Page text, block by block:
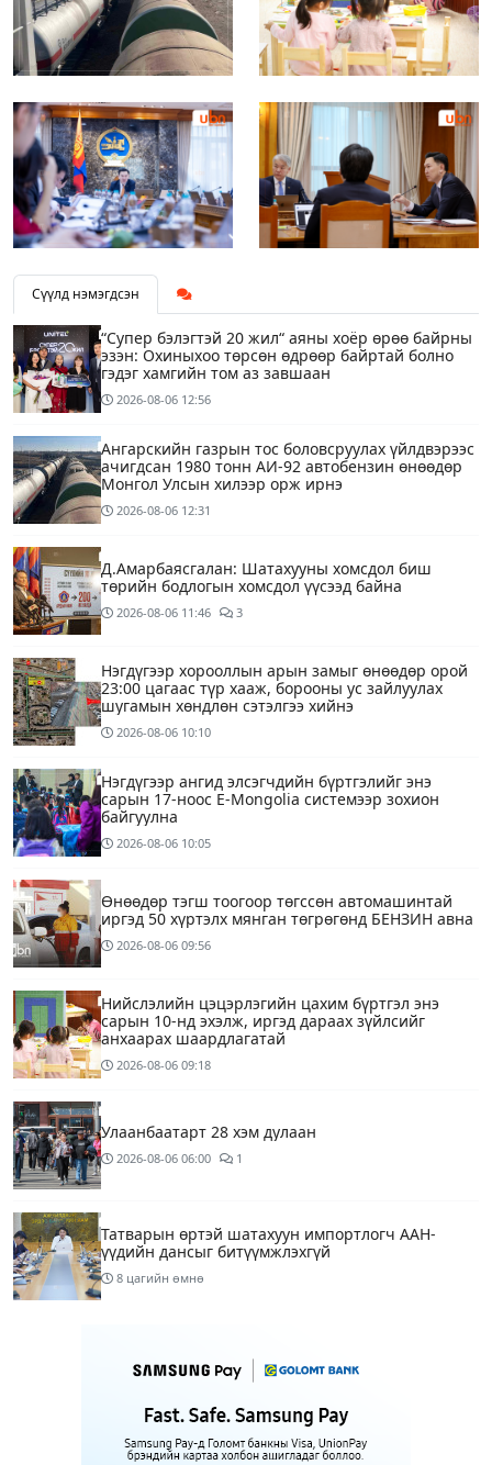
Сүүлд нэмэгдсэн
“Супер бэлэгтэй 20 жил“ аяны хоёр өрөө байрны
эзэн: Охиныхоо төрсөн өдрөөр байртай болно
гэдэг хамгийн том аз завшаан
2026-08-06 12:56
Ангарскийн газрын тос боловсруулах үйлдвэрээс
ачигдсан 1980 тонн АИ-92 автобензин өнөөдөр
Монгол Улсын хилээр орж ирнэ
2026-08-06 12:31
Д.Амарбаясгалан: Шатахууны хомсдол биш
төрийн бодлогын хомсдол үүсээд байна
2026-08-06 11:46 3
Нэгдүгээр хорооллын арын замыг өнөөдөр орой
23:00 цагаас түр хааж, борооны ус зайлуулах
шугамын хөндлөн сэтэлгээ хийнэ
2026-08-06 10:10
Нэгдүгээр ангид элсэгчдийн бүртгэлийг энэ
сарын 17-ноос E-Mongolia системээр зохион
байгуулна
2026-08-06 10:05
Өнөөдөр тэгш тоогоор төгссөн автомашинтай
иргэд 50 хүртэлх мянган төгрөгөнд БЕНЗИН авна
2026-08-06 09:56
Нийслэлийн цэцэрлэгийн цахим бүртгэл энэ
сарын 10-нд эхэлж, иргэд дараах зүйлсийг
анхаарах шаардлагатай
2026-08-06 09:18
Улаанбаатарт 28 хэм дулаан
2026-08-06 06:00 1
Татварын өртэй шатахуун импортлогч ААН-
үүдийн дансыг битүүмжлэхгүй
8 цагийн өмнө
үүлтэй
Шатахууны хомсдолтой холбогдуулан онцын